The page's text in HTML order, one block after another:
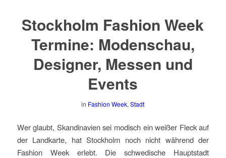
Stockholm Fashion Week
Termine: Modenschau,
Designer, Messen und
Events
in Fashion Week,Stadt
Wer glaubt, Skandinavien sei modisch ein weißer Fleck auf
der Landkarte, hat Stockholm noch nicht während der
Fashion Week erlebt. Die schwedische Hauptstadt